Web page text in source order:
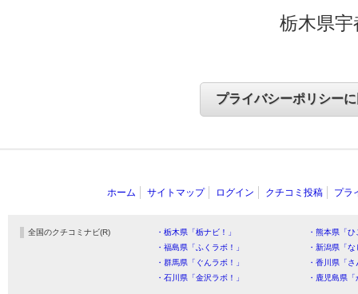
栃木県
ホーム サイトマップ ログイン クチコミ投稿 プラ
全国のクチコミナビ(R) ・栃木県「栃ナビ！」
・熊本県「
・福島県「ふくラボ！」
・新潟県「
・群馬県「ぐんラボ！」
・香川県「
・石川県「金沢ラボ！」
・鹿児島県